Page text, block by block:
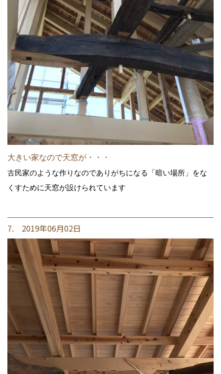
大きい家なので天窓が・・・
古民家のような作りなのでありがちになる「暗い場所」をな
くすために天窓が設けられています
7. 2019年06月02日